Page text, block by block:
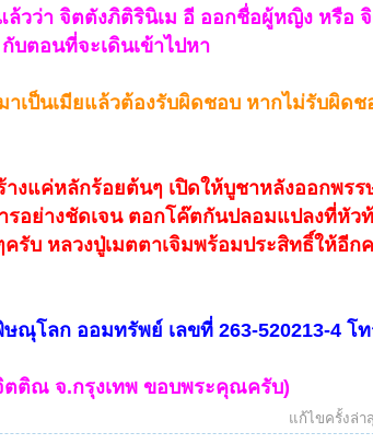
วว่า จิตตังภิติรินิเม อี ออกชื่อผู้หญิง หรือ
บตอนที่จะเดินเข้าไปหา
าเป็นเมียแล้วต้องรับผิดชอบ หากไม่รับผิด
งแค่หลักร้อยต้นๆ เปิดให้บูชาหลังออกพร
รอย่างชัดเจน ตอกโค๊ตกันปลอมแปลงที่หัว
รับ หลวงปู่เมตตาเจิมพร้อมประสิทธิ์ให้อีก
โลก ออมทรัพย์ เลขที่ 263-520213-4 โท
ติณ จ.กรุงเทพ ขอบพระคุณครับ)
แก้ไขครั้งล่า